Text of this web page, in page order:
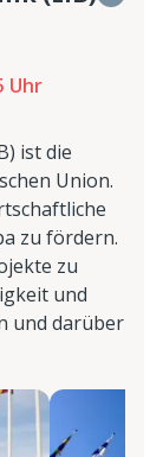
Uhr
ist die
Union.
zu fördern.
zu
und
und darüber